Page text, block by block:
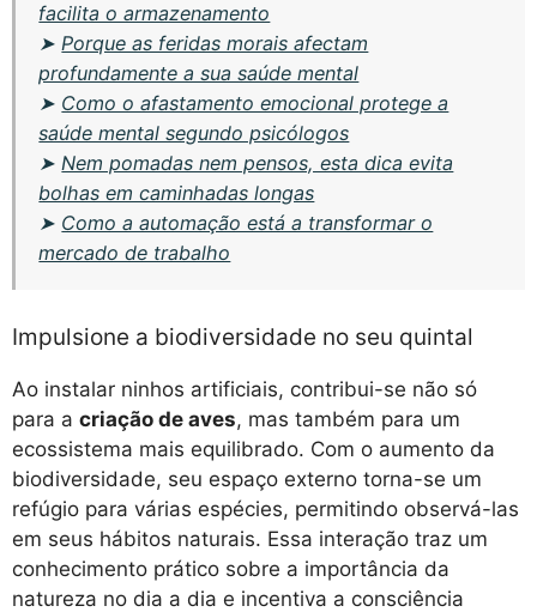
facilita o armazenamento
➤Porque as feridas morais afectam
profundamente a sua saúde mental
➤ Como o afastamento emocional protege a
saúde mental segundo psicólogos
➤Nem pomadas nem pensos, esta dica evita
bolhas em caminhadas longas
➤ Como a automação está a transformar o
mercado de trabalho
Impulsione a biodiversidade no seu quintal
Ao instalar ninhos artificiais, contribui-se não só
para a criação de aves, mas também para um
ecossistema mais equilibrado. Com o aumento da
biodiversidade, seu espaço externo torna-se um
refúgio para várias espécies, permitindo observá-las
em seus hábitos naturais. Essa interação traz um
conhecimento prático sobre a importância da
natureza no dia a dia e incentiva a consciência